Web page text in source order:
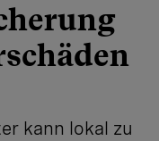
kann lokal zu